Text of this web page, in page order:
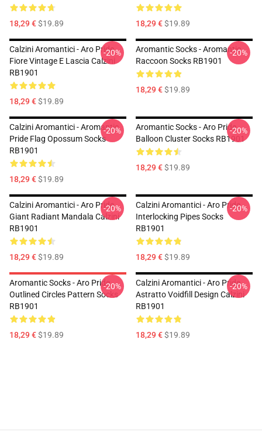
18,29 €$19.89 18,29 €$19.89
Calzini Aromantici - Aro Pride
Fiore Vintage E Lascia Calzini
RB1901
18,29 €$19.89
-20%
Aromantic Socks - Aromantic
Raccoon Socks RB1901
18,29 €$19.89
-20%
Calzini Aromantici - Aromantic
Pride Flag Opossum Socks
RB1901
18,29 €$19.89
-20%
Aromantic Socks - Aro Pride
Balloon Cluster Socks RB1901
18,29 €$19.89
-20%
Calzini Aromantici - Aro Pride
Giant Radiant Mandala Calzini
RB1901
18,29 €$19.89
-20%
Calzini Aromantici - Aro Pride
Interlocking Pipes Socks
RB1901
18,29 €$19.89
-20%
Aromantic Socks - Aro Pride
Outlined Circles Pattern Socks
RB1901
18,29 €$19.89
-20%
Calzini Aromantici - Aro Pride
Astratto Voidfill Design Calzini
RB1901
18,29 €$19.89
-20%